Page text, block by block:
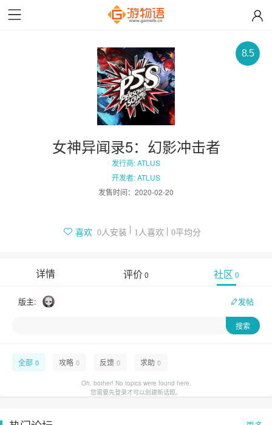
8.5
女神异闻录5：幻影冲击者
发行商: ATLUS
开发者: ATLUS
发售时间： 2020-02-20
喜欢 0人安装 1 人喜欢 0平均分
详情 评价0 社区 0
版主: 发帖
全部 0 攻略 0 反馈 0 求助 0
Oh, bother! No topics were found here.
您需要先登录才可以创建新话题。